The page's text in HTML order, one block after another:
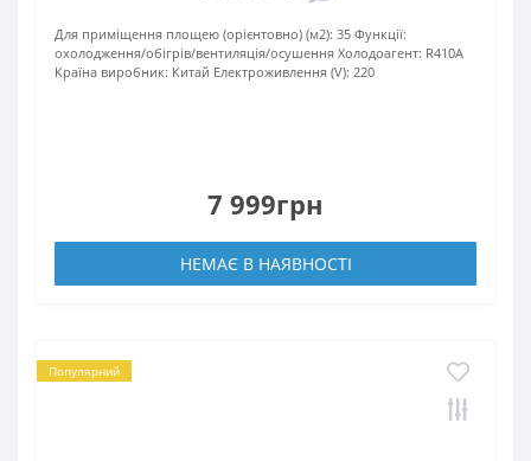
Для приміщення площею (орієнтовно) (м2): 35 Функції:
охолодження/обігрів/вентиляція/осушення Xолодоагент: R410А
Країна виробник: Китай Електроживлення (V): 220
7 999грн
НЕМАЄ В НАЯВНОСТІ
Популярний